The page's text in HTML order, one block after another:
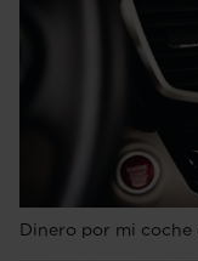
Dinero por mi coche